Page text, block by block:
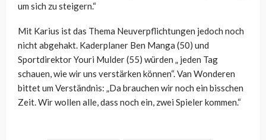
um sich zu steigern.“
Mit Karius ist das Thema Neuverpflichtungen jedoch noch
nicht abgehakt. Kaderplaner Ben Manga (50) und
Sportdirektor Youri Mulder (55) würden „ jeden Tag
schauen, wie wir uns verstärken können“. Van Wonderen
bittet um Verständnis: „Da brauchen wir noch ein bisschen
Zeit. Wir wollen alle, dass noch ein, zwei Spieler kommen.“